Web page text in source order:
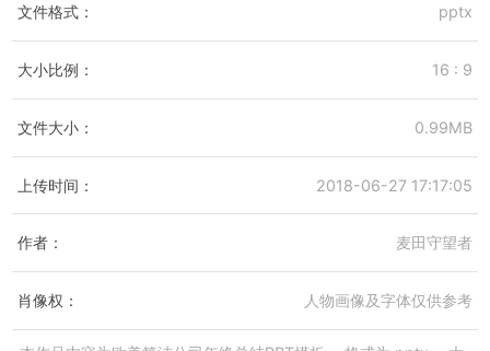
文件格式： pptx
大小比例： 16 : 9
文件大小： 0.99MB
上传时间： 2018-06-27 17:17:05
作者： 麦田守望者
肖像权： 人物画像及字体仅供参考